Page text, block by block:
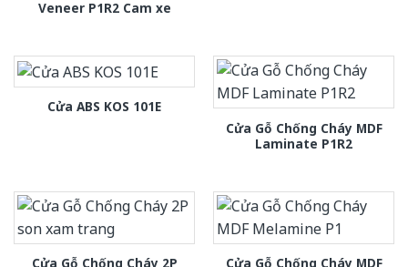
Veneer P1R2 Cam xe
Cửa ABS KOS 101E
Cửa Gỗ Chống Cháy MDF
Laminate P1R2
Cửa Gỗ Chống Cháy 2P
Cửa Gỗ Chống Cháy MDF